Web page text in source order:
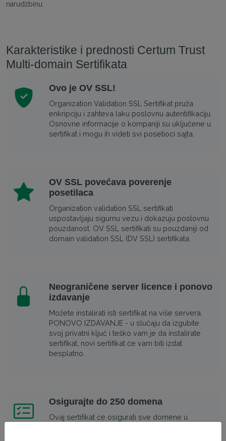
narudžbinu.
Karakteristike i prednosti Certum Trust
Multi-domain Sertifikata
Ovo je OV SSL!
Organization Validation SSL Sertifikat pruža
enkripciju i zahteva laku poslovnu autentifikaciju.
Osnovne informacije o kompaniji su uključene u
sertifikat i mogu ih videti svi posetioci sajta.
OV SSL povećava poverenje
posetilaca
Organization validation SSL sertifikati
uspostavljaju sigurnu vezu i dokazuju poslovnu
pouzdanost. OV SSL sertifikati su pouzdaniji od
domain validation SSL (DV SSL) sertifikata.
Neograničene server licence i ponovo
izdavanje
Možete instalirati isti sertifikat na više servera.
PONOVO IZDAVANJE - u slučaju da izgubite
svoj privatni ključ i teško vam je da instalirate
sertifikat, novi sertifikat će vam biti izdat
besplatno.
Osigurajte do 250 domena
Ovaj sertifikat će osigurati sve domene u